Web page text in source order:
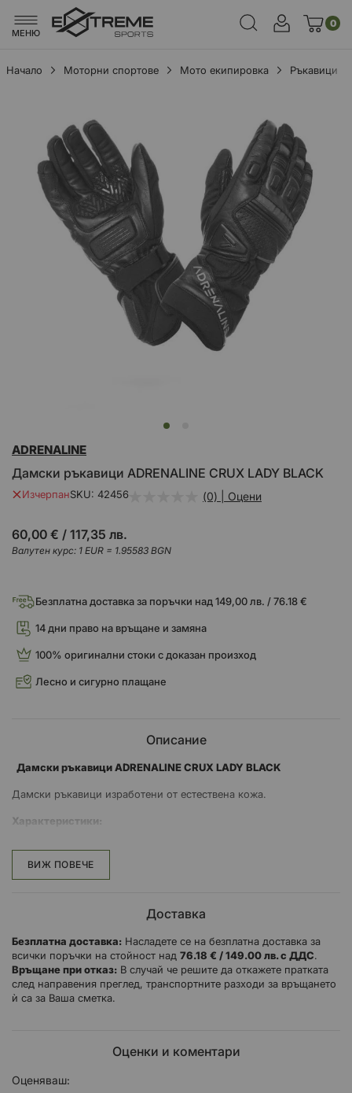
МЕНЮ
0
Начало Моторни спортове Мото екипировка
Ръкавици
галерията
изображенията
към
на
галерия
Дамски ръкавици ADRENALINE CRUX LADY BLACK
ADRENALINE
ИзчерпанSKU 42456 (0) | Оцени
60,00 € / 117,35 лв.
Валутен курс: 1 EUR = 1.95583 BGN
Безплатна доставка за поръчки над 149,00 лв. / 76.18 €
14 дни право на връщане и замяна
100% оригинални стоки с доказан произход
Лесно и сигурно плащане
Описание
Дамски ръкавици ADRENALINE CRUX LADY BLACK
Дамски ръкавици изработени от естествена кожа.
Характеристики:
Горен слой - естествена кожа
Подплата - полиестер
Вградена мембрана
Силиконов печат на дланта против пързаляне.
Подсилване с мека гъба отвън, отвътре и на пръстите
Затваряне с велкро и регулиране
ВИЖ ПОВЕЧЕ
Доставка
Безплатна доставка: Насладете се на безплатна доставка за
всички поръчки на стойност над 76.18 € / 149.00 лв. с ДДС.
Връщане при отказ: В случай че решите да откажете пратката
след направения преглед, транспортните разходи за връщането
ѝ са за Ваша сметка.
Оценки и коментари
Оценяваш: